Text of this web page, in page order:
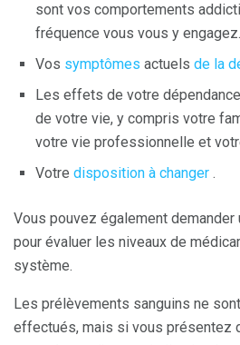
sont vos comportements
fréquence vous vous y engagez.
Vos symptômes actuels de la
Les effets de votre
de votre vie, y compris votre
votre vie professionnelle et
Votre disposition à changer .
Vous pouvez également demander
pour évaluer les niveaux de
système.
Les prélèvements sanguins ne
effectués, mais si vous présentez